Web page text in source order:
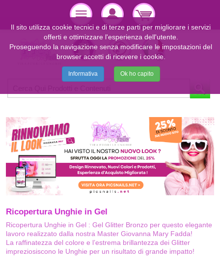
Ricopertura Unghie in Gel
Ricopertura Unghie in Gel : Gel Glitter Bronzo per questo elegante
lavoro realizzato dalla nostra Master Giovanna Mary Fadda!
La raffinatezza del colore e l’estrema brillantezza dei Glitter
impreziosiscono le Unghie per un risultato di grande impatto!
Il sito utilizza cookie tecnici e di terze parti per migliorare i servizi
offerti e ottimizzare l'esperienza dell'utente.
Proseguendo la navigazione senza modificare le impostazioni del
browser accetti di ricevere i cookie.
Informativa Ok ho capito